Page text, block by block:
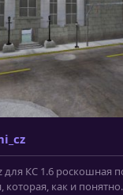
для КС 1.6 роскошная
которая, как и